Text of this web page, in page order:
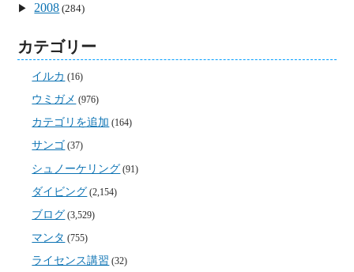
2008 (284)
カテゴリー
イルカ (16)
ウミガメ (976)
カテゴリを追加 (164)
サンゴ (37)
シュノーケリング (91)
ダイビング (2,154)
ブログ (3,529)
マンタ (755)
ライセンス講習 (32)